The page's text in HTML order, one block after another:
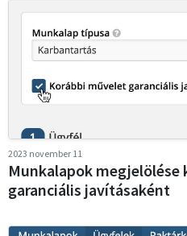
2023 november 11
Munkalapok megjelölése
garanciális javításaként